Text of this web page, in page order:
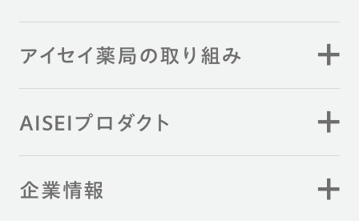
アイセイ薬局の取り組み
AISEIプロダクト
企業情報